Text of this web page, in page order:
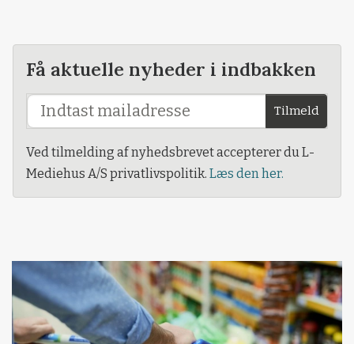
Få aktuelle nyheder i indbakken
Tilmeld
Ved tilmelding af nyhedsbrevet accepterer du L-
Mediehus A/S privatlivspolitik. Læs den her.